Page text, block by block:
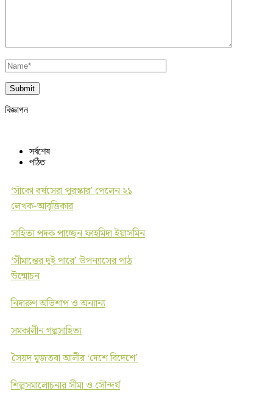
বিজ্ঞাপন
সর্বশেষ
পঠিত
‘সাঁকো বর্ষসেরা পুরস্কার’ পেলেন ২১
লেখক-আবৃত্তিকার
সাহিত্য পদক পাচ্ছেন ফাহমিদা ইয়াসমিন
‘সীমান্তের দুই পারে’ উপন্যাসের পাঠ
উন্মোচন
নিদারুণ অভিশাপ ও অন্যান্য
সমকালীন গল্পসাহিত্য
সৈয়দ মুজতবা আলীর ‘দেশে বিদেশে’
শিল্পসমালোচনার সীমা ও সৌন্দর্য